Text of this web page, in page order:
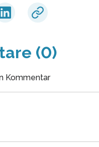
(0)
Kommentar